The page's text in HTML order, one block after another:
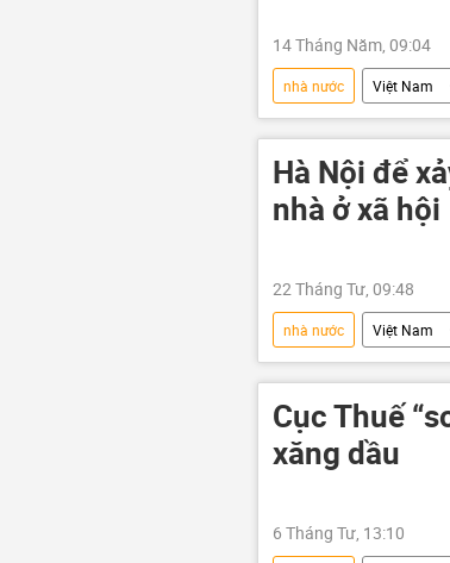
14 Tháng Năm, 09:04
nhà nước Việt Nam
Bắc Triều Tiên
Hà Nội để
nhà ở xã hội
22 Tháng Tư, 09:48
nhà nước Việt Nam
đất
quản lý đất
Cục Thuế
xăng dầu
6 Tháng Tư, 13:10